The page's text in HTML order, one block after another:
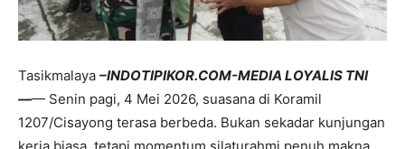
Tasikmalaya –INDOTIPIKOR.COM-MEDIA LOYALIS TNI
—— Senin pagi, 4 Mei 2026, suasana di Koramil
1207/Cisayong terasa berbeda. Bukan sekadar kunjungan